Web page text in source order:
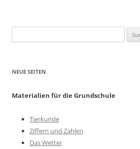
nach:
NEUE SEITEN
Materialien für die Grundschule
Tierkunde
Ziffern und Zahlen
Das Wetter